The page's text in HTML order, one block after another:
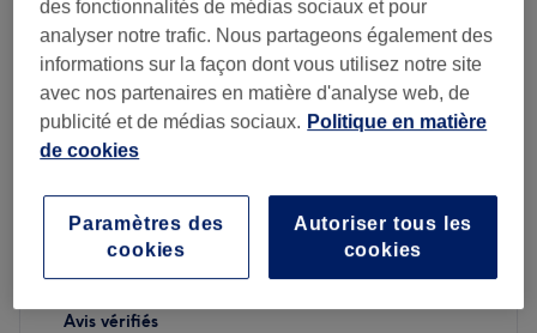
Personnel
Évaluation Filtrer par évaluation
Avis vérifiés
des fonctionnalités de médias sociaux et pour
analyser notre trafic. Nous partageons également des
informations sur la façon dont vous utilisez notre site
avec nos partenaires en matière d'analyse web, de
publicité et de médias sociaux. Politique en matière
de cookies
Autoriser tous les
cookies
Paramètres des
cookies